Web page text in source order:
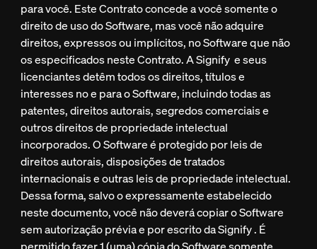
para você. Este Contrato concede a você somente o
direito de uso do Software, mas você não adquire
direitos, expressos ou implícitos, no Software que não
os especificados neste Contrato. A Signify e seus
licenciantes detêm todos os direitos, títulos e
interesses no e para o Software, incluindo todas as
patentes, direitos autorais, segredos comerciais e
outros direitos de propriedade intelectual
incorporados. O Software é protegido por leis de
direitos autorais, disposições de tratados
internacionais e outras leis de propriedade intelectual.
Dessa forma, salvo o expressamente estabelecido
neste documento, você não deverá copiar o Software
sem autorização prévia e por escrito da Signify . É